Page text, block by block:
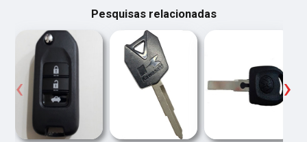
Pesquisas relacionadas
‹ ›